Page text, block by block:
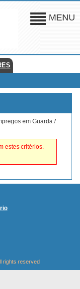
MENU
em Guarda /
estes critérios.
rights reserved